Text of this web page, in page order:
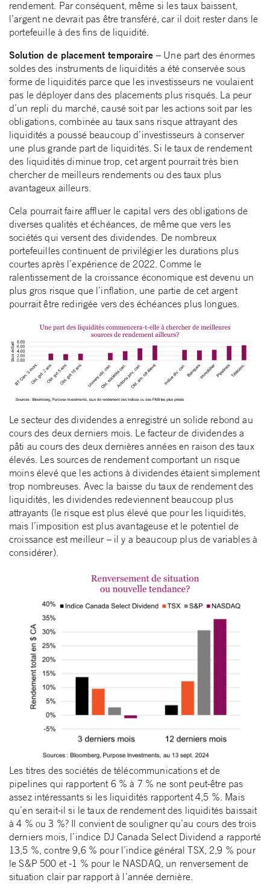
rendement. Par conséquent, même si les taux baissent,
l’argent ne devrait pas être transféré, car il doit rester dans le
portefeuille à des fins de liquidité.
Solution de placement temporaire – Une part des énormes
soldes des instruments de liquidités a été conservée sous
forme de liquidités parce que les investisseurs ne voulaient
pas le déployer dans des placements plus risqués. La peur
d’un repli du marché, causé soit par les actions soit par les
obligations, combinée au taux sans risque attrayant des
liquidités a poussé beaucoup d’investisseurs à conserver
une plus grande part de liquidités. Si le taux de rendement
des liquidités diminue trop, cet argent pourrait très bien
chercher de meilleurs rendements ou des taux plus
avantageux ailleurs.
Cela pourrait faire affluer le capital vers des obligations de
diverses qualités et échéances, de même que vers les
sociétés qui versent des dividendes. De nombreux
portefeuilles continuent de privilégier les durations plus
courtes après l’expérience de 2022. Comme le
ralentissement de la croissance économique est devenu un
plus gros risque que l’inflation, une partie de cet argent
pourrait être redirigée vers des échéances plus longues.
Le secteur des dividendes a enregistré un solide rebond au
cours des deux derniers mois. Le facteur de dividendes a
pâti au cours des deux dernières années en raison des taux
élevés. Les sources de rendement comportant un risque
moins élevé que les actions à dividendes étaient simplement
trop nombreuses. Avec la baisse du taux de rendement des
liquidités, les dividendes redeviennent beaucoup plus
attrayants (le risque est plus élevé que pour les liquidités,
mais l’imposition est plus avantageuse et le potentiel de
croissance est meilleur – il y a beaucoup plus de variables à
considérer).
Les titres des sociétés de télécommunications et de
pipelines qui rapportent 6 % à 7 % ne sont peut-être pas
assez intéressants si les liquidités rapportent 4,5 %. Mais
qu’en serait-il si le taux de rendement des liquidités baissait
à 4 % ou 3 %? Il convient de souligner qu’au cours des trois
derniers mois, l’indice DJ Canada Select Dividend a rapporté
13,5 %, contre 9,6 % pour l’indice général TSX, 2,9 % pour
le S&P 500 et -1 % pour le NASDAQ, un renversement de
situation clair par rapport à l’année dernière.